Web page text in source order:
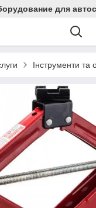
для
Інструменти